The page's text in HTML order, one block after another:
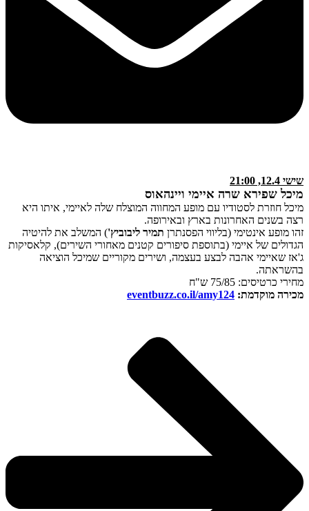
שישי 12.4, 21:00
מיכל שפירא שרה איימי ויינהאוס
מיכל חוזרת לסטודיו עם מופע המחווה המוצלח שלה לאיימי, איתו היא
רצה בשנים האחרונות בארץ ובאירופה.
זהו מופע אינטימי (בליווי הפסנתרן תמיר ליבוביץ') המשלב את להיטיה
הגדולים של איימי (בתוספת סיפורים קטנים מאחורי השירים), קלאסיקות
ג'אז שאיימי אהבה לבצע בעצמה, ושירים מקוריים שמיכל הוציאה
בהשראתה.
מחירי כרטיסים: 75/85 ש"ח
מכירה מוקדמת: eventbuzz.co.il/amy124